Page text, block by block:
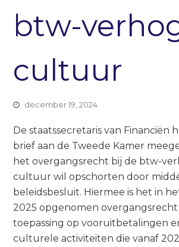
btw-
cultuur
december 19, 2024
De staatssecretaris van Financiën
brief aan de Tweede Kamer
het overgangsrecht bij de btw-
cultuur wil opschorten door
beleidsbesluit. Hiermee is het in
2025 opgenomen
toepassing op vooruitbetalingen
culturele activiteiten die vanaf